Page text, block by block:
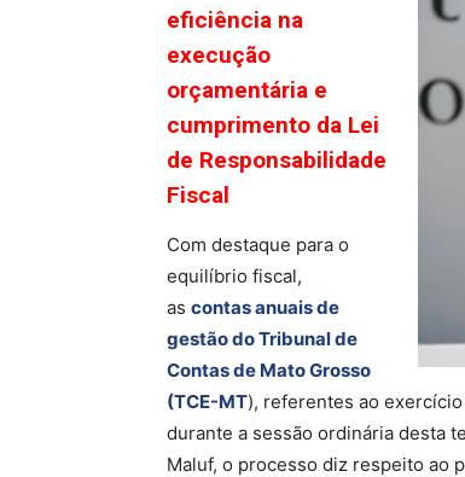
eficiência na
execução
orçamentária e
cumprimento da Lei
de Responsabilidade
Fiscal
Com destaque para o
equilíbrio fiscal,
as contas anuais de
gestão do Tribunal de
Contas de Mato Grosso
(TCE-MT), referentes ao
durante a sessão ordinária desta
Maluf, o processo diz respeito ao